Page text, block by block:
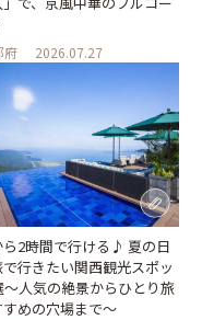
府 2026.07.27
ら2時間で行ける♪ 夏の日
行きたい関西観光スポッ
～人気の絶景からひとり旅
すめの穴場まで～